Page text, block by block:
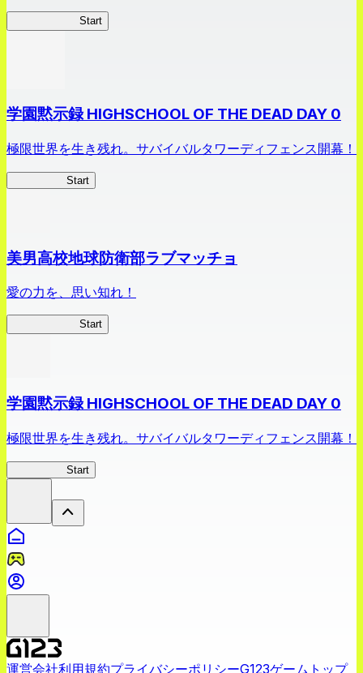
Start
学園黙示録 HIGHSCHOOL OF THE DEAD DAY 0
極限世界を生き残れ。サバイバルタワーディフェンス開幕！
Start
美男高校地球防衛部ラブマッチョ
愛の力を、思い知れ！
Start
学園黙示録 HIGHSCHOOL OF THE DEAD DAY 0
極限世界を生き残れ。サバイバルタワーディフェンス開幕！
Start
運営会社利用規約プライバシーポリシーG123ゲームトップ